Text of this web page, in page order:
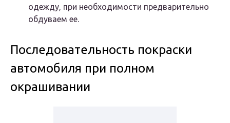
одежду, при необходимости предварительно
обдуваем ее.
Последовательность покраски
автомобиля при полном
окрашивании